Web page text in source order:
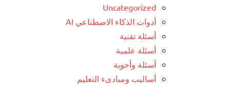
Uncategorized
أدوات الذكاء الاصطناعي AI
أسئلة تقنية
أسئلة علمية
أسئلة وأجوبة
أساليب ومبادىء التعليم